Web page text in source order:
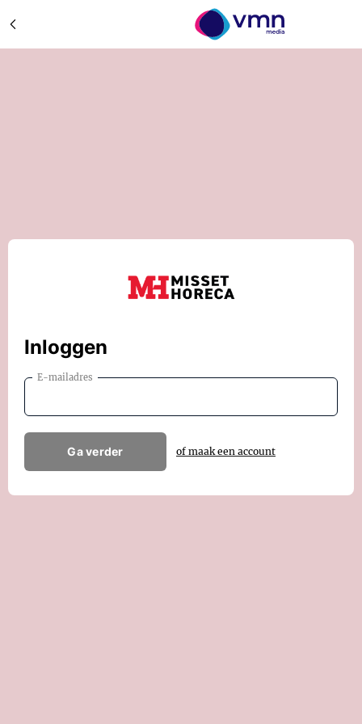
Inloggen
E-mailadres
Ga verder of maak een account